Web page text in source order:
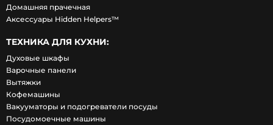
Домашняя прачечная
Аксессуары Hidden Helpers™
ТЕХНИКА ДЛЯ КУХНИ:
Духовые шкафы
Варочные панели
Вытяжки
Кофемашины
Вакууматоры и подогреватели посуды
Посудомоечные машины